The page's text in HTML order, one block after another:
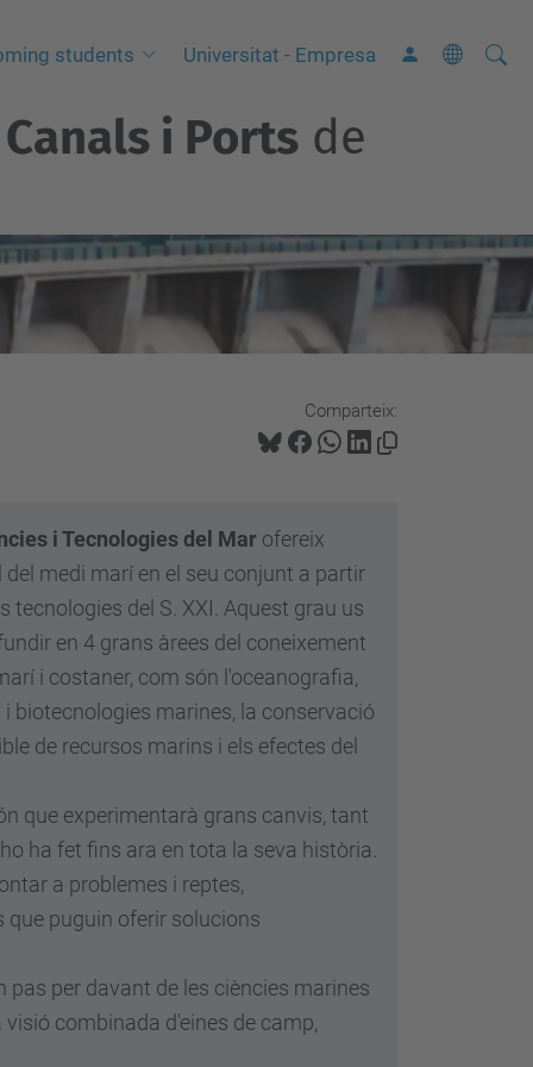
students Universitat - Empresa Cerca
C
v
a
i Portsde
Comparteix:
i Tecnologies del Mar ofereix
del medi marí en el seu conjunt a partir
tecnologies del S. XXI. Aquest grau us
en 4 grans àrees del coneixement
i costaner, com són l'oceanografia,
i biotecnologies marines, la conservació
de recursos marins i els efectes del
que experimentarà grans canvis, tant
ha fet fins ara en tota la seva història.
a problemes i reptes,
puguin oferir solucions
pas per davant de les ciències marines
combinada d'eines de camp,